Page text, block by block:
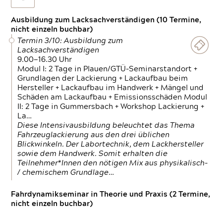
Ausbildung zum Lacksachverständigen (10 Termine,
nicht einzeln buchbar)
Termin 3/10: Ausbildung zum
Lacksachverständigen
9.00—16.30 Uhr
Modul I: 2 Tage in Plauen/GTÜ-Seminarstandort +
Grundlagen der Lackierung + Lackaufbau beim
Hersteller + Lackaufbau im Handwerk + Mängel und
Schäden am Lackaufbau + Emissionsschäden Modul
II: 2 Tage in Gummersbach + Workshop Lackierung +
La…
Diese Intensivausbildung beleuchtet das Thema
Fahrzeuglackierung aus den drei üblichen
Blickwinkeln. Der Labortechnik, dem Lackhersteller
sowie dem Handwerk. Somit erhalten die
Teilnehmer*Innen den nötigen Mix aus physikalisch-
/ chemischem Grundlage…
Fahrdynamikseminar in Theorie und Praxis (2 Termine,
nicht einzeln buchbar)